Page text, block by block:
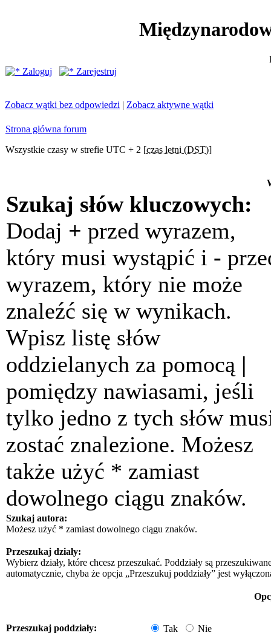
Zaloguj
Zarejestruj
Zobacz wątki bez odpowiedzi | Zobacz aktywne wątki
Strona główna forum
Wszystkie czasy w strefie UTC + 2 [czas letni (DST)]
Szukaj słów kluczowych:
Dodaj + przed wyrazem,
który musi wystąpić i -
wyrazem, który nie może
znaleźć się w wynikach.
Wpisz listę słów
oddzielanych za pomocą |
pomiędzy nawiasami, jeśli
tylko jedno z tych słów
zostać znalezione. Możesz
także użyć * zamiast
dowolnego ciągu znaków.
Szukaj autora:
Możesz użyć * zamiast dowolnego ciągu znaków.
Przeszukaj działy:
Wybierz działy, które chcesz przeszukać. Poddziały są
automatycznie, chyba że opcja „Przeszukuj poddziały” jest
Przeszukaj poddziały: Tak Nie